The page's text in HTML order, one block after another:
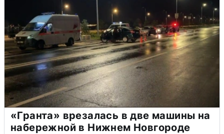
«Гранта» врезалась в две машины на
набережной в Нижнем Новгороде